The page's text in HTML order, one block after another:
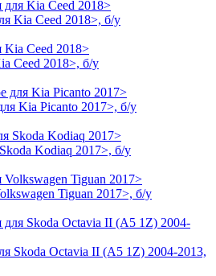
Kia Ceed 2018>, б/у
Ceed 2018>, б/у
Kia Picanto 2017>, б/у
Kodiaq 2017>, б/у
Tiguan 2017>, б/у
Skoda Octavia II (A5 1Z) 2004-2013,